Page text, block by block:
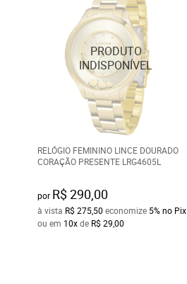
RELÓGIO FEMININO LINCE DOURADO
CORAÇÃO PRESENTE LRG4605L
por R$ 290,00
à vista R$ 275,50 economize 5%no Pix
ou em 10xde R$ 29,00